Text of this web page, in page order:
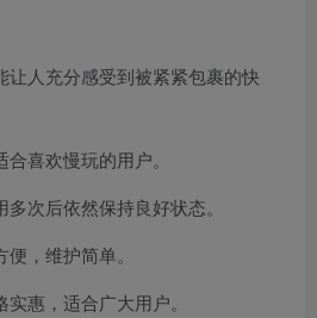
让人充分感受到被紧紧包裹的快
喜欢慢玩的用户。
次后依然保持良好状态。
，维护简单。
惠，适合广大用户。